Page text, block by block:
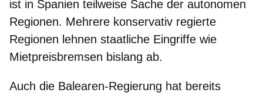
ist in Spanien teilweise Sache der autonomen
Regionen. Mehrere konservativ regierte
Regionen lehnen staatliche Eingriffe wie
Mietpreisbremsen bislang ab.
Auch die Balearen-Regierung hat bereits